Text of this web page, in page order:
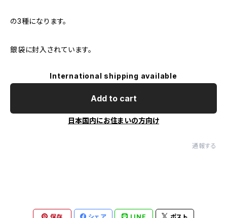
の3種になります。
銀袋に封入されています。
International shipping available
Add to cart
日本国内にお住まいの方向け
通報する